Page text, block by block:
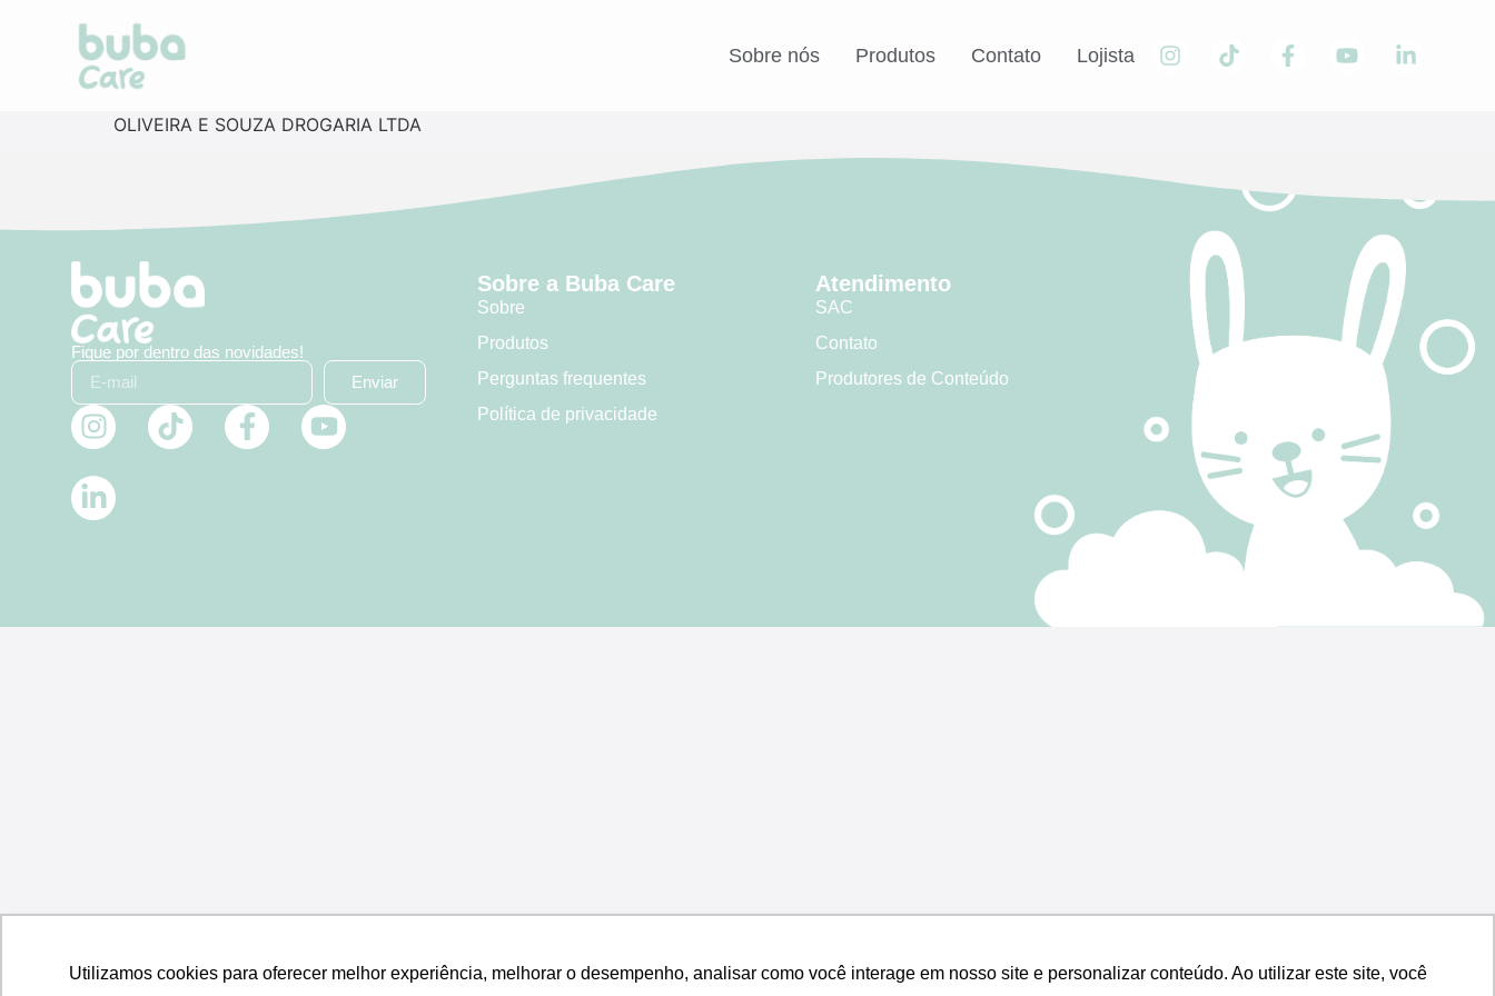
Utilizamos cookies para oferecer melhor experiência, melhorar o desempenho, analisar como você interage em nosso site e personalizar conteúdo. Ao utilizar este site, você
Utilizamos cookies para oferecer melhor experiência, melhorar o desempenho, analisar como você interage em nosso site e personalizar conteúdo. Ao utilizar este site, você
Sobre nós Produtos Contato Lojista
OLIVEIRA E SOUZA DROGARIA LTDA
Fique por dentro das novidades!
Enviar
Sobre a Buba Care
Sobre
Produtos
Perguntas frequentes
Política de privacidade
Atendimento
SAC
Contato
Produtores de Conteúdo